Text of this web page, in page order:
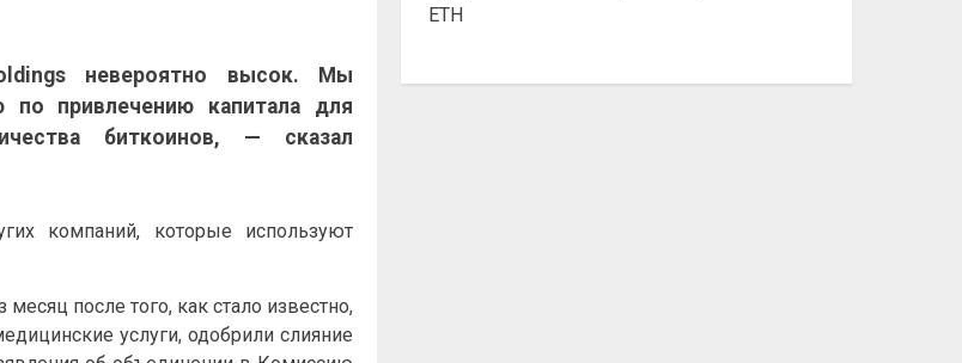
невероятно высок. Мы
по привлечению капитала для
биткоинов, — сказал
компаний, которые используют
после того, как стало известно,
услуги, одобрили слияние
ETH